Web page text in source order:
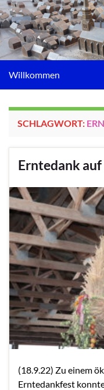
Willkommen
SCHLAGWORT:
Erntedank
(18.9.22) Zu einem
Erntedankfest